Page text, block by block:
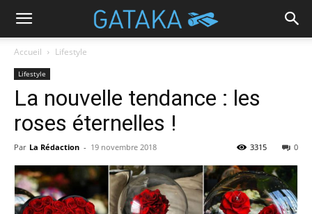
Accueil Lifestyle
Lifestyle
La nouvelle tendance : les
roses éternelles !
Par La Rédaction - 19 novembre 2018 0
3315